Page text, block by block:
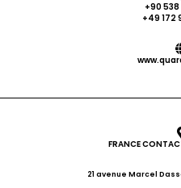
+90 538
+49 172
FRANCE
21 avenue Marcel